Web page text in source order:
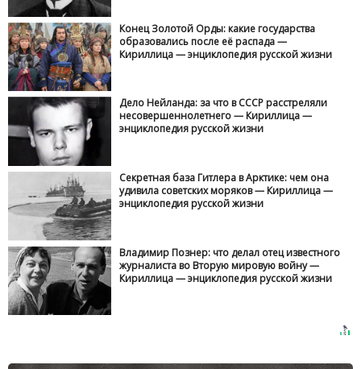
Конец Золотой Орды: какие государства
образовались после её распада —
Кириллица — энциклопедия русской жизни
Дело Нейланда: за что в СССР расстреляли
несовершеннолетнего — Кириллица —
энциклопедия русской жизни
Секретная база Гитлера в Арктике: чем она
удивила советских моряков — Кириллица —
энциклопедия русской жизни
Владимир Познер: что делал отец известного
журналиста во Вторую мировую войну —
Кириллица — энциклопедия русской жизни